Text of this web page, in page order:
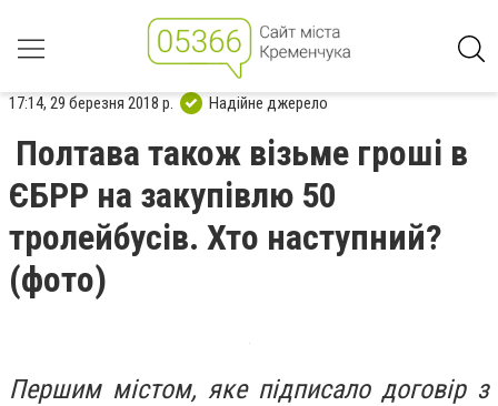
17:14, 29 березня 2018 р. Надійне джерело
Полтава також візьме гроші в
ЄБРР на закупівлю 50
тролейбусів. Хто наступний?
(фото)
Першим містом, яке підписало договір з